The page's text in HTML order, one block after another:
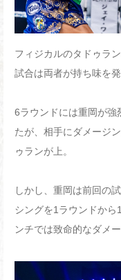
フィジカルのタドゥラ
試合は両者が持ち味を発
6ラウンドには重岡が強
たが、相手にダメージ
ゥランが上。
しかし、重岡は前回の
シングを1ラウンドか
ンチでは致命的なダメ